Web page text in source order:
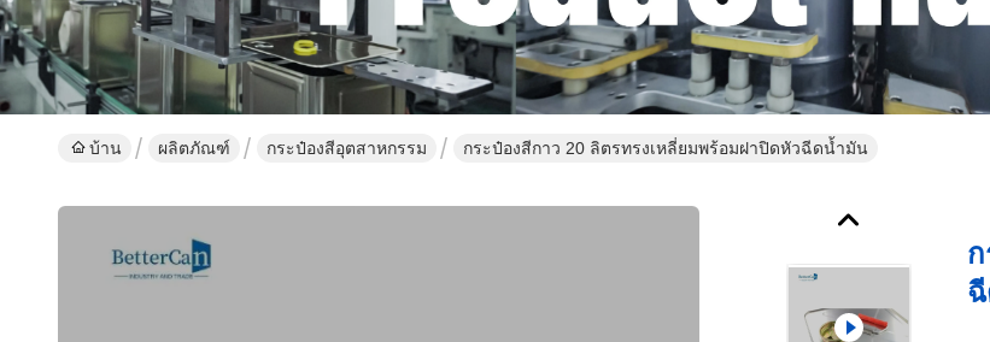
บ้าน ผลิตภัณฑ์ กระป๋องสีอุตสาหกรรม กระป๋องสีกาว 20 ลิตรทรงเหลี่ยมพร้อมฝาปิดหัวฉีดน้ำมัน